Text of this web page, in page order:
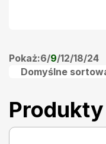
Pokaż:6/9/12/18/24
Produkty